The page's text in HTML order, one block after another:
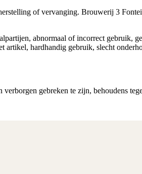
of vervanging. Brouwerij 3
abnormaal of incorrect gebruik,
artikel, hardhandig gebruik, slecht
gebreken te zijn, behoudens